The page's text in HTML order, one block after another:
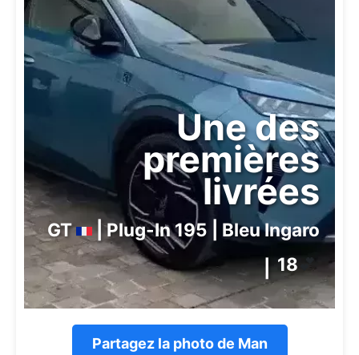
Une des
premières
livrées
GT
| Plug-In 195 | Bleu Ingaro
|18💕
Partagez la photo de Man